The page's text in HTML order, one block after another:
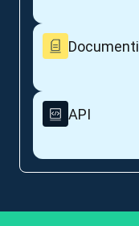
Documenti
API